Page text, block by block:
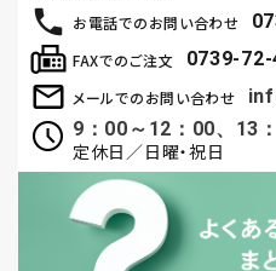
お電話でのお問い合わせ
メールでのお問い合わせ
9：00～12：00、13
定休日／日曜・祝日
FAXでのご注文 0739-